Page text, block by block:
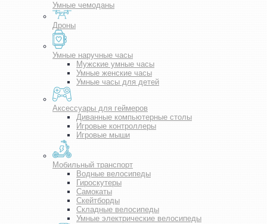
Умные чемоданы
Дроны
Умные наручные часы
Мужские умные часы
Умные женские часы
Умные часы для детей
Аксессуары для геймеров
Диванные компьютерные столы
Игровые контроллеры
Игровые мыши
Мобильный транспорт
Водные велосипеды
Гироскутеры
Самокаты
Скейтборды
Складные велосипеды
Умные электрические велосипеды